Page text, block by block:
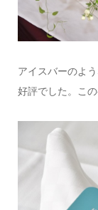
アイスバーのよ
好評でした。こ